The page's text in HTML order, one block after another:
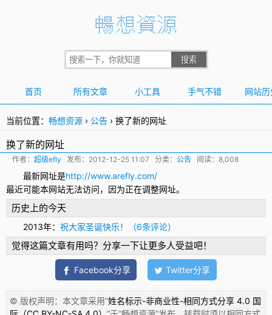
首页 所有文章 小工具 手气不错 网站历
当前位置： 畅想资源 › 公告 › 换了新的网址
换了新的网址
作者： 超级efly 发布： 2012-12-25 11:07 分类： 公告 阅读：8,008
最新网址是http://www.arefly.com/
最近可能本网站无法访问，因为正在调整网址。
历史上的今天
2013年： 祝大家圣诞快乐！（6条评论）
觉得这篇文章有用吗？分享一下让更多人受益吧！
Facebook分享 Twitter分享
© 版权声明：本文章采用“姓名标示-非商业性-相同方式分享 4.0 国